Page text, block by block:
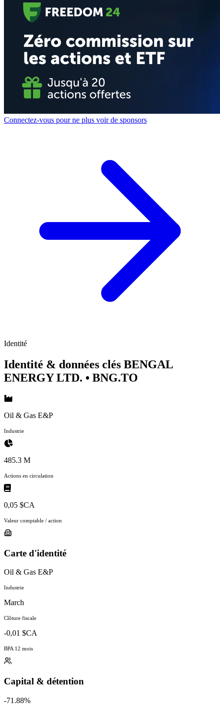
Connectez-vous pour ne plus voir de sponsors
Identité
Identité & données clés BENGAL
ENERGY LTD. • BNG.TO
Oil & Gas E&P
Industrie
485.3 M
Actions en circulation
0,05 $CA
Valeur comptable / action
Carte d'identité
Oil & Gas E&P
Industrie
March
Clôture fiscale
-0,01 $CA
BPA 12 mois
Capital & détention
-71.88%